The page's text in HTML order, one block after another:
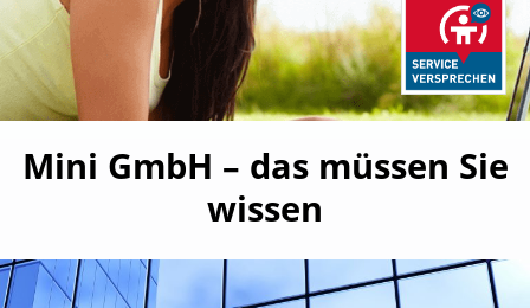
Mini GmbH – das müssen Sie
wissen